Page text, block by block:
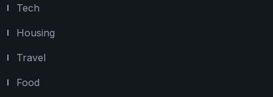
Tech
Housing
Travel
Food